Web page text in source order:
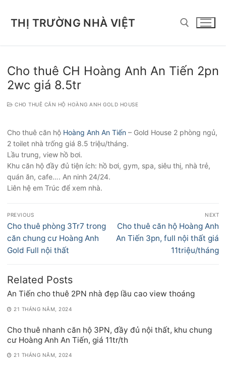
THỊ TRƯỜNG NHÀ VIỆT
Cho thuê CH Hoàng Anh An Tiến 2pn
2wc giá 8.5tr
CHO THUÊ CĂN HỘ HOÀNG ANH GOLD HOUSE
Cho thuê căn hộ Hoàng Anh An Tiến – Gold House 2 phòng ngủ,
2 toilet nhà trống giá 8.5 triệu/tháng.
Lầu trung, view hồ bơi.
Khu căn hộ đầy đủ tiện ích: hồ bơi, gym, spa, siêu thị, nhà trẻ,
quán ăn, cafe…. An ninh 24/24.
Liên hệ em Trúc để xem nhà.
Điều
hướng
bài
viết
PREVIOUS
Previous
post:
Cho thuê phòng 3Tr7 trong
căn chung cư Hoàng Anh
Gold Full nội thất
NEXT
Next
post:
Cho thuê căn hộ Hoàng Anh
An Tiến 3pn, full nội thất giá
11triệu/tháng
Related Posts
An Tiến cho thuê 2PN nhà đẹp lầu cao view thoáng
21 THÁNG NĂM, 2024
Cho thuê nhanh căn hộ 3PN, đầy đủ nội thất, khu chung
cư Hoàng Anh An Tiến, giá 11tr/th
21 THÁNG NĂM, 2024